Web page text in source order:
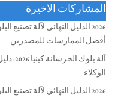
المشاركات الاخيرة
2026 الدليل النهائي لآلة
أفضل الممارسات للمصدرين
آلة
الوكلاء
2026 الدليل النهائي لآلة تصنيع